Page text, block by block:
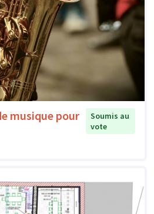
musique pour
Soumis au
vote